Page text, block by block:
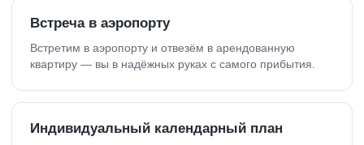
Встреча в аэропорту
Встретим в аэропорту и отвезём в арендованную
квартиру — вы в надёжных руках с самого прибытия.
Индивидуальный календарный план